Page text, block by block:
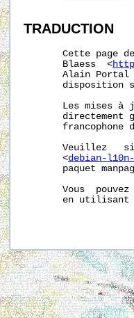
TRADUCTION
Cette page
       Blaess  <
Alain Portal
disposition
Les mises à
directement
francophone
Veuillez
       <
debian-
paquet
Vous  pouvez
en utilisant